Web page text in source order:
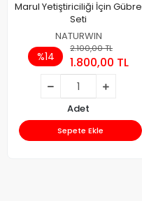
Marul Yetiştiriciliği İçin Gübre
Seti
NATURWIN
%14
2.100,00 TL
1.800,00 TL
Adet
Sepete Ekle